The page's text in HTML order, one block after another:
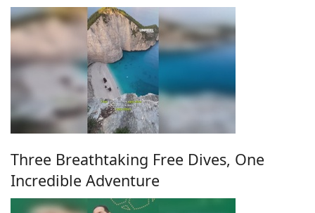
Three Breathtaking Free Dives, One
Incredible Adventure